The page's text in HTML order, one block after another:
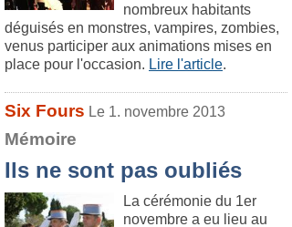
nombreux habitants
déguisés en monstres, vampires, zombies,
venus participer aux animations mises en
place pour l'occasion. Lire l'article.
Six Fours Le 1. novembre 2013
Mémoire
Ils ne sont pas oubliés
La cérémonie du 1er
novembre a eu lieu au